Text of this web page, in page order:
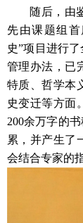
随后，由
先由课题组
史”项目进行
管理办法，已
特质、哲学本
史变迁等方面
200余万字的
累，并产生了
会结合专家的